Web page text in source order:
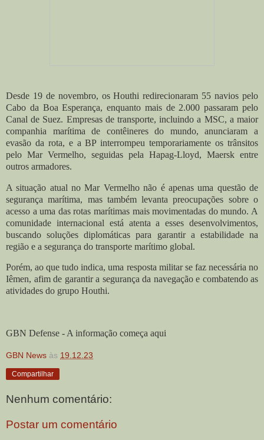
Desde 19 de novembro, os Houthi redirecionaram 55 navios pelo
Cabo da Boa Esperança, enquanto mais de 2.000 passaram pelo
Canal de Suez. Empresas de transporte, incluindo a MSC, a maior
companhia marítima de contêineres do mundo, anunciaram a
evasão da rota, e a BP interrompeu temporariamente os trânsitos
pelo Mar Vermelho, seguidas pela Hapag-Lloyd, Maersk entre
outros armadores.
A situação atual no Mar Vermelho não é apenas uma questão de
segurança marítima, mas também levanta preocupações sobre o
acesso a uma das rotas marítimas mais movimentadas do mundo. A
comunidade internacional está atenta a esses desenvolvimentos,
buscando soluções diplomáticas para garantir a estabilidade na
região e a segurança do transporte marítimo global.
Porém, ao que tudo indica, uma resposta militar se faz necessária no
Iêmen, afim de garantir a segurança da navegação e combatendo as
atividades do grupo Houthi.
GBN Defense - A informação começa aqui
GBN News às 19.12.23
Compartilhar
Nenhum comentário:
Postar um comentário